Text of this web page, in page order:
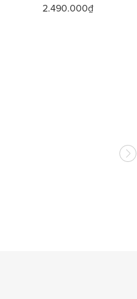
2.490.000₫